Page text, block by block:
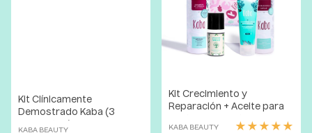
Kit Clínicamente
Demostrado Kaba (3
KABA BEAUTY
Kit Crecimiento y
Reparación + Aceite para
Puntas La Receta
KABA BEAUTY ★ ★ ★ ★ ★